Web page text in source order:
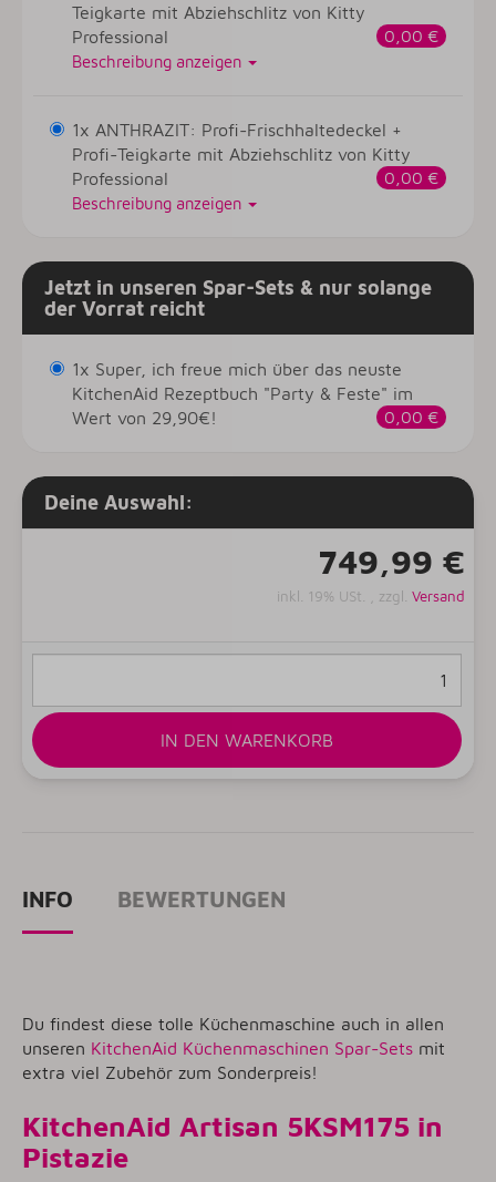
Teigkarte mit Abziehschlitz von Kitty
Professional
0,00 €
Beschreibung anzeigen
1x ANTHRAZIT: Profi-Frischhaltedeckel +
Profi-Teigkarte mit Abziehschlitz von Kitty
Professional
0,00 €
Beschreibung anzeigen
Jetzt in unseren Spar-Sets & nur solange
der Vorrat reicht
1x Super, ich freue mich über das neuste
KitchenAid Rezeptbuch "Party & Feste" im
Wert von 29,90€!
0,00 €
Deine Auswahl:
749,99 €
inkl. 19% USt. , zzgl. Versand
IN DEN WARENKORB
INFO BEWERTUNGEN
Du findest diese tolle Küchenmaschine auch in allen
unseren KitchenAid Küchenmaschinen Spar-Sets mit
extra viel Zubehör zum Sonderpreis!
KitchenAid Artisan 5KSM175 in
Pistazie